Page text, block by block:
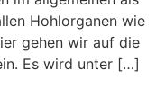
Hohlorganen wie
gehen wir auf die
Es wird unter […]